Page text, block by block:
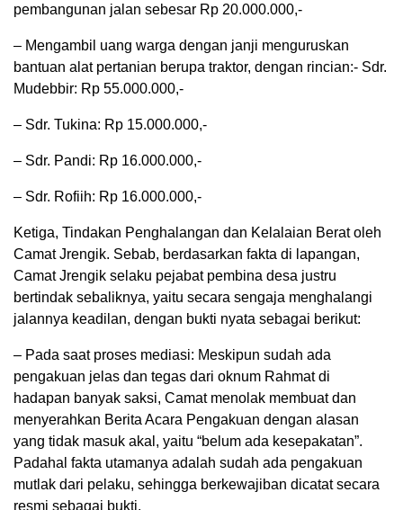
pembangunan jalan sebesar Rp 20.000.000,-
– Mengambil uang warga dengan janji menguruskan
bantuan alat pertanian berupa traktor, dengan rincian:- Sdr.
Mudebbir: Rp 55.000.000,-
– Sdr. Tukina: Rp 15.000.000,-
– Sdr. Pandi: Rp 16.000.000,-
– Sdr. Rofiih: Rp 16.000.000,-
Ketiga, Tindakan Penghalangan dan Kelalaian Berat oleh
Camat Jrengik. Sebab, berdasarkan fakta di lapangan,
Camat Jrengik selaku pejabat pembina desa justru
bertindak sebaliknya, yaitu secara sengaja menghalangi
jalannya keadilan, dengan bukti nyata sebagai berikut:
– Pada saat proses mediasi: Meskipun sudah ada
pengakuan jelas dan tegas dari oknum Rahmat di
hadapan banyak saksi, Camat menolak membuat dan
menyerahkan Berita Acara Pengakuan dengan alasan
yang tidak masuk akal, yaitu “belum ada kesepakatan”.
Padahal fakta utamanya adalah sudah ada pengakuan
mutlak dari pelaku, sehingga berkewajiban dicatat secara
resmi sebagai bukti.